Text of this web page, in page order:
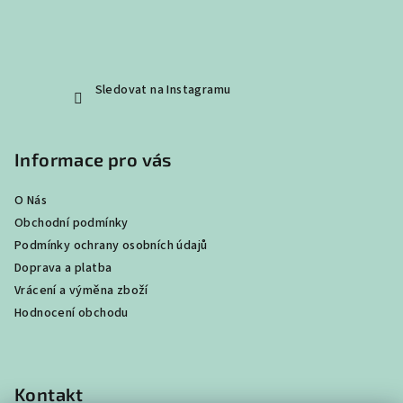
Sledovat na Instagramu
Informace pro vás
O Nás
Obchodní podmínky
Podmínky ochrany osobních údajů
Doprava a platba
Vrácení a výměna zboží
Hodnocení obchodu
Kontakt